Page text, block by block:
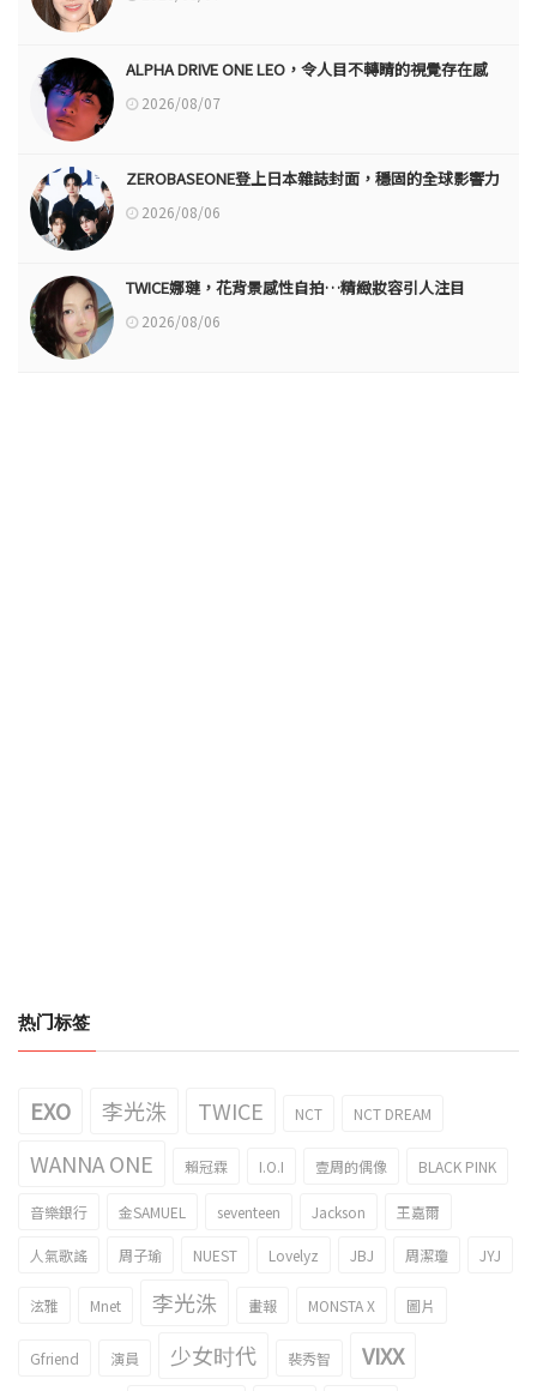
ALPHA DRIVE ONE LEO，令人目不轉睛的視覺存在感
2026/08/07
ZEROBASEONE登上日本雜誌封面，穩固的全球影響力
2026/08/06
TWICE娜璉，花背景感性自拍…精緻妝容引人注目
2026/08/06
热门标签
EXO 李光洙 TWICE NCT NCT DREAM
WANNA ONE 賴冠霖 I.O.I 壹周的偶像 BLACK PINK
音樂銀行 金SAMUEL seventeen Jackson 王嘉爾
人氣歌謠 周子瑜 NUEST Lovelyz JBJ 周潔瓊 JYJ
泫雅 Mnet 李光洙 畫報 MONSTA X 圖片
Gfriend 演員 少女时代 裴秀智 VIXX